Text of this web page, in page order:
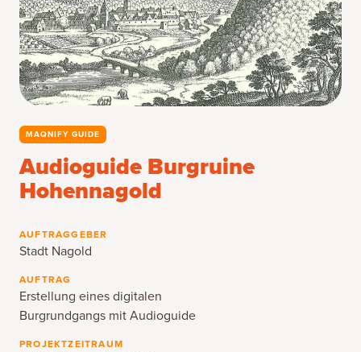
MAQNIFY GUIDE
Audioguide Burgruine
Hohennagold
AUFTRAGGEBER
Stadt Nagold
AUFTRAG
Erstellung eines digitalen
Burgrundgangs mit Audioguide
PROJEKTZEITRAUM